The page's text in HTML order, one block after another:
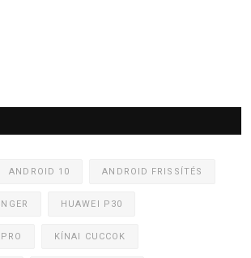
ANDROID 10 ANDROID FRISSÍTÉS
HUAWEI P30
KÍNAI CUCCOK